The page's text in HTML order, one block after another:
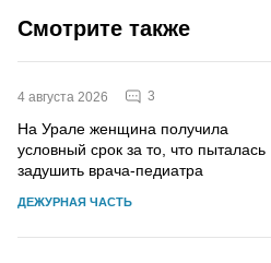
Смотрите также
4 августа 2026 3
На Урале женщина получила
условный срок за то, что пыталась
задушить врача-педиатра
ДЕЖУРНАЯ ЧАСТЬ